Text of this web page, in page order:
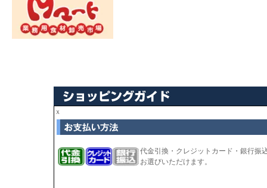
ｘ
代金引換・クレジットカード・銀行振
お選びいただけます。